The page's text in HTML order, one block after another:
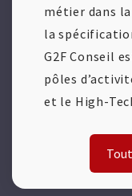
métier dans
la
G2F Conseil
pôles
et le High-